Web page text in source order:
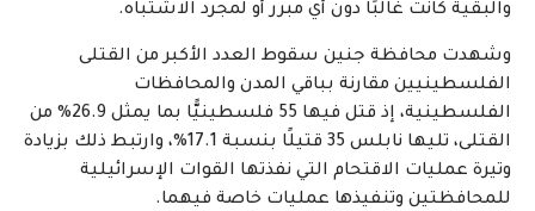
والبقية كانت غالبًا دون أي مبرر أو لمجرد الاشتباه.
وشهدت محافظة جنين سقوط العدد الأكبر من القتلى
الفلسطينيين مقارنة بباقي المدن والمحافظات
الفلسطينية، إذ قتل فيها 55 فلسطينيًّا بما يمثل 26.9% من
القتلى، تليها نابلس 35 قتيلًا بنسبة 17.1%، وارتبط ذلك بزيادة
وتيرة عمليات الاقتحام التي نفذتها القوات الإسرائيلية
للمحافظتين وتنفيذها عمليات خاصة فيهما.